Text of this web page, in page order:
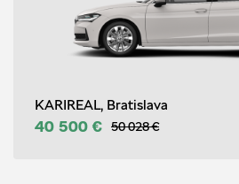
KARIREAL, Bratislava
40 500 € 50 028 €